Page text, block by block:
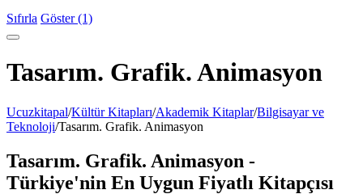
Sıfırla Göster (1)
Tasarım. Grafik. Animasyon
Ucuzkitapal/Kültür Kitapları/Akademik Kitaplar/Bilgisayar ve
Teknoloji/Tasarım. Grafik. Animasyon
Tasarım. Grafik. Animasyon -
Türkiye'nin En Uygun Fiyatlı Kitapçısı